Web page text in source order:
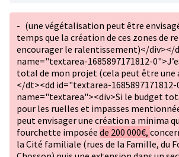
- (une végétalisation peut être
temps que la création de ces zones de
encourager le ralentissement)</div></
name="textarea-1685897171812-
total de mon projet (cela peut être
</dt><dd id="textarea-1685897171812-
name="textarea"><div>Si le budget
pour les ruelles et impasses
peut envisager une création a minima
fourchette imposée de 200 000€,
la Cité familiale (rues de la Famille, du